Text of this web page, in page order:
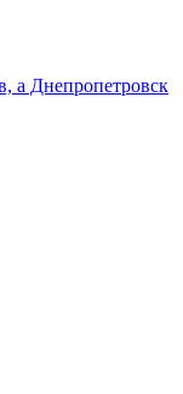
а Днепропетровск